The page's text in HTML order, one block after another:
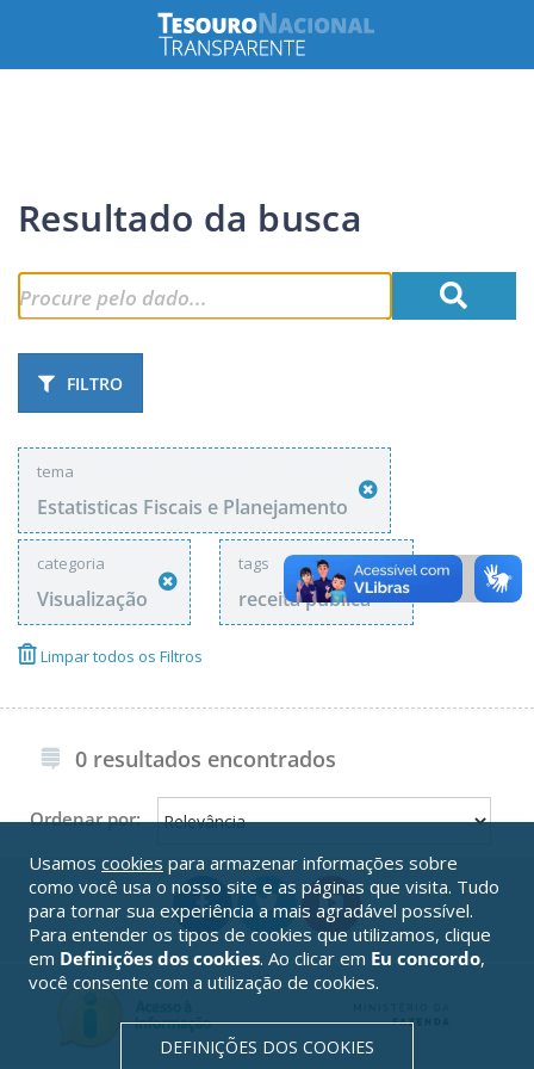
Resultado da busca
FILTRO
tema
Estatisticas Fiscais e Planejamento
categoria
Visualização
tags
receita pública
Limpar todos os Filtros
0 resultados encontrados
Ordenar por:
Usamos cookies para armazenar informações sobre
como você usa o nosso site e as páginas que visita. Tudo
para tornar sua experiência a mais agradável possível.
Para entender os tipos de cookies que utilizamos, clique
em Definições dos cookies. Ao clicar em Eu concordo,
você consente com a utilização de cookies.
DEFINIÇÕES DOS COOKIES